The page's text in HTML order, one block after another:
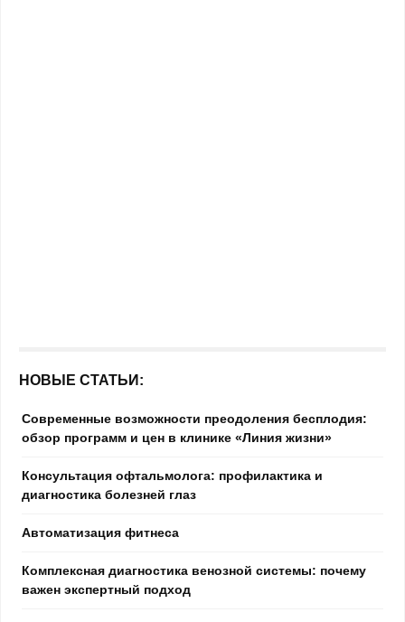
НОВЫЕ СТАТЬИ:
Современные возможности преодоления бесплодия:
обзор программ и цен в клинике «Линия жизни»
Консультация офтальмолога: профилактика и
диагностика болезней глаз
Автоматизация фитнеса
Комплексная диагностика венозной системы: почему
важен экспертный подход